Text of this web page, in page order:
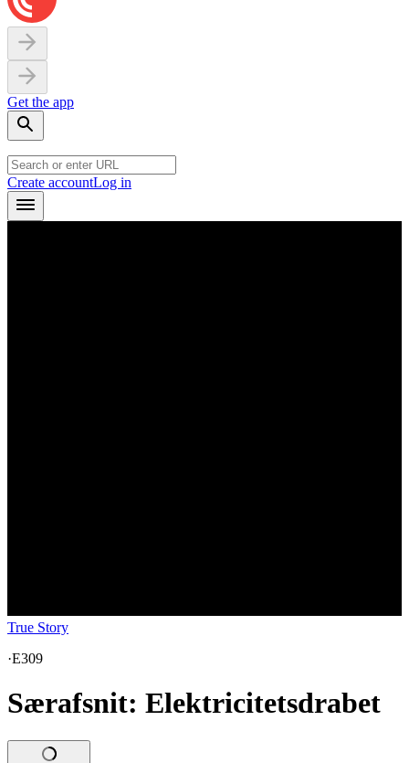
Get the app
Create accountLog in
True Story
·E309
Særafsnit: Elektricitetsdrabet